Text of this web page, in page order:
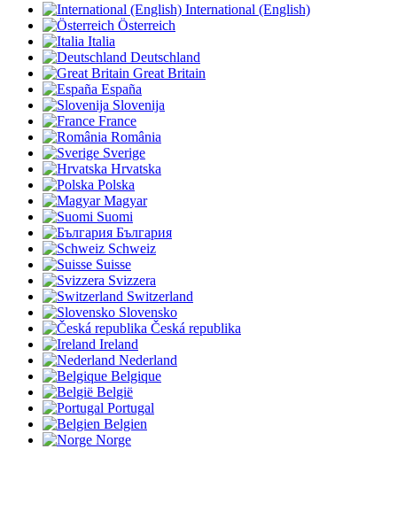
International (English)
Österreich
Italia
Deutschland
Great Britain
España
Slovenija
France
România
Sverige
Hrvatska
Polska
Magyar
Suomi
България
Schweiz
Suisse
Svizzera
Switzerland
Slovensko
Česká republika
Ireland
Nederland
Belgique
België
Portugal
Belgien
Norge